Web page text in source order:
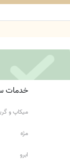
خدمات
میکاپ و
مژه
ابرو